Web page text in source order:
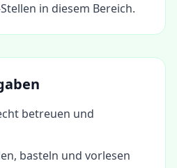
in diesem Bereich.
betreuen und
basteln und vorlesen